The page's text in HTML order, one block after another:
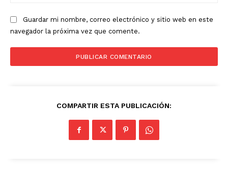
Guardar mi nombre, correo electrónico y sitio web en este
navegador la próxima vez que comente.
COMPARTIR ESTA PUBLICACIÓN: